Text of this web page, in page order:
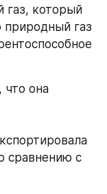
газ, который
природный газ
что она
сравнению с